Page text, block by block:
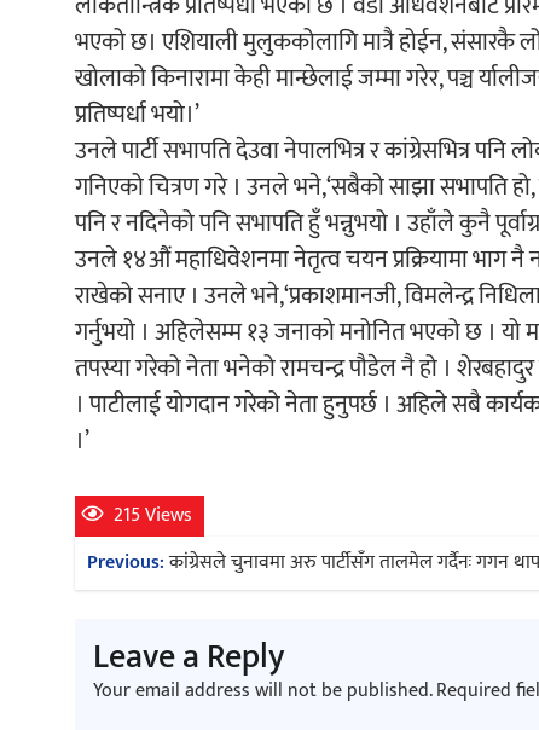
भएको छ। एशियाली मुलुककोलागि मात्रै होईन, संसारकै
खोलाको किनारामा केही मान्छेलाई जम्मा गरेर, पञ्च
प्रतिष्पर्धा भयो।’
उनले पार्टी सभापति देउवा नेपालभित्र र कांग्रेसभित्र
गनिएको चित्रण गरे । उनले भने,‘सबैको साझा सभापति
पनि र नदिनेको पनि सभापति हुँ भन्नुभयो । उहाँले कुनै
उनले १४औं महाधिवेशनमा नेतृत्व चयन प्रक्रियामा भाग नै
राखेको सनाए । उनले भने,‘प्रकाशमानजी, विमलेन्द्र
गर्नुभयो । अहिलेसम्म १३ जनाको मनोनित भएको छ । यो
तपस्या गरेको नेता भनेको रामचन्द्र पौडेल नै हो ।
। पाटीलाई योगदान गरेको नेता हुनुपर्छ । अहिले सबै
।’
215 Views
Post
navigation
Previous:कांग्रेसले चुनावमा अरु पार्टीसँग तालमेल गर्दैनः गगन
Leave a Reply
Your email address will not be published.Required